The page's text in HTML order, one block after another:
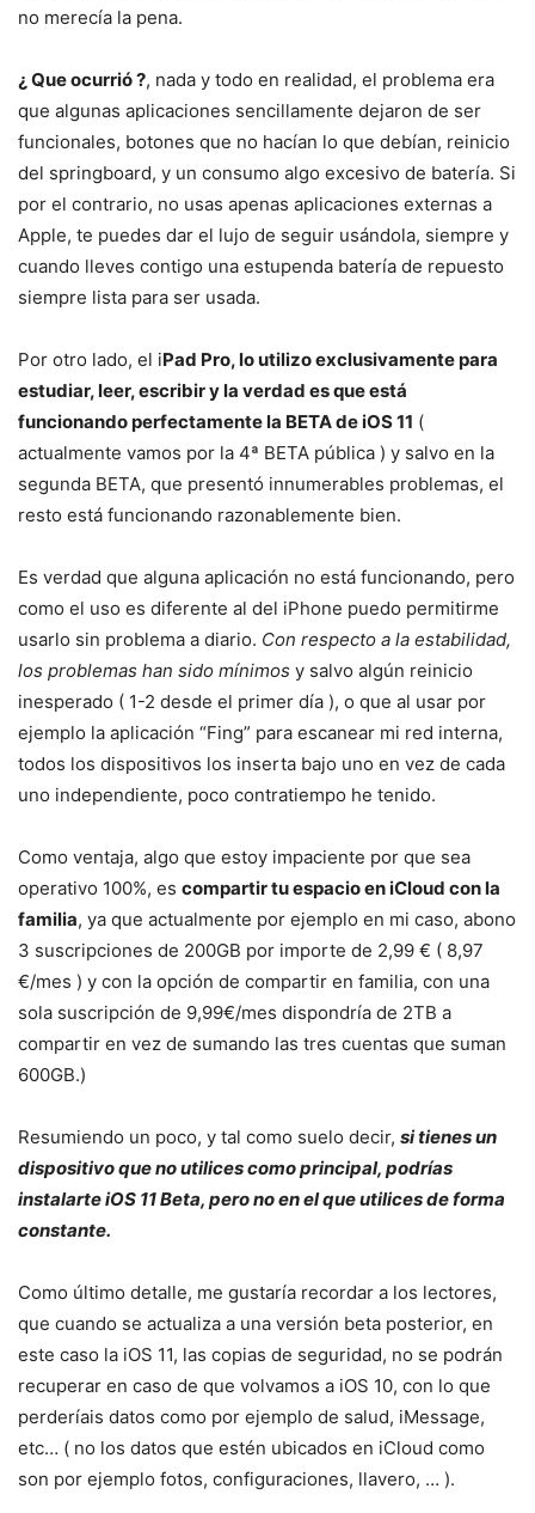
no merecía la pena.
¿ Que ocurrió ?, nada y todo en realidad, el problema era
que algunas aplicaciones sencillamente dejaron de ser
funcionales, botones que no hacían lo que debían, reinicio
del springboard, y un consumo algo excesivo de batería. Si
por el contrario, no usas apenas aplicaciones externas a
Apple, te puedes dar el lujo de seguir usándola, siempre y
cuando lleves contigo una estupenda batería de repuesto
siempre lista para ser usada.
Por otro lado, el iPad Pro, lo utilizo exclusivamente para
estudiar, leer, escribir y la verdad es que está
funcionando perfectamente la BETA de iOS 11 (
actualmente vamos por la 4ª BETA pública ) y salvo en la
segunda BETA, que presentó innumerables problemas, el
resto está funcionando razonablemente bien.
Es verdad que alguna aplicación no está funcionando, pero
como el uso es diferente al del iPhone puedo permitirme
usarlo sin problema a diario. Con respecto a la estabilidad,
los problemas han sido mínimos y salvo algún reinicio
inesperado ( 1-2 desde el primer día ), o que al usar por
ejemplo la aplicación “Fing” para escanear mi red interna,
todos los dispositivos los inserta bajo uno en vez de cada
uno independiente, poco contratiempo he tenido.
Como ventaja, algo que estoy impaciente por que sea
operativo 100%, es compartir tu espacio en iCloud con la
familia, ya que actualmente por ejemplo en mi caso, abono
3 suscripciones de 200GB por importe de 2,99 € ( 8,97
€/mes ) y con la opción de compartir en familia, con una
sola suscripción de 9,99€/mes dispondría de 2TB a
compartir en vez de sumando las tres cuentas que suman
600GB.)
Resumiendo un poco, y tal como suelo decir, si tienes un
dispositivo que no utilices como principal, podrías
instalarte iOS 11 Beta, pero no en el que utilices de forma
constante.
Como último detalle, me gustaría recordar a los lectores,
que cuando se actualiza a una versión beta posterior, en
este caso la iOS 11, las copias de seguridad, no se podrán
recuperar en caso de que volvamos a iOS 10, con lo que
perderíais datos como por ejemplo de salud, iMessage,
etc… ( no los datos que estén ubicados en iCloud como
son por ejemplo fotos, configuraciones, llavero, … ).